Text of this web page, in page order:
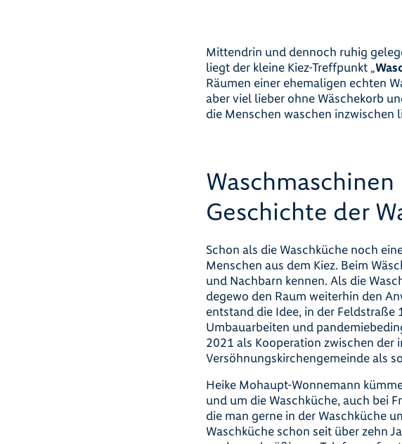
Mittendrin und dennoch ruhig
liegt der kleine Kiez-Treffpunkt „
Räumen einer ehemaligen echten
aber viel lieber ohne Wäschekorb
die Menschen waschen inzwischen
Geschichte der
Schon als die Waschküche noch
Menschen aus dem Kiez. Beim
und Nachbarn kennen. Als die
degewo den Raum weiterhin den
entstand die Idee, in der
Umbauarbeiten und
2021 als Kooperation zwischen der
Versöhnungskirchengemeinde als
Heike Mohaupt-Wonnemann
und um die Waschküche, auch bei
die man gerne in der Waschküche
Waschküche schon seit über zehn